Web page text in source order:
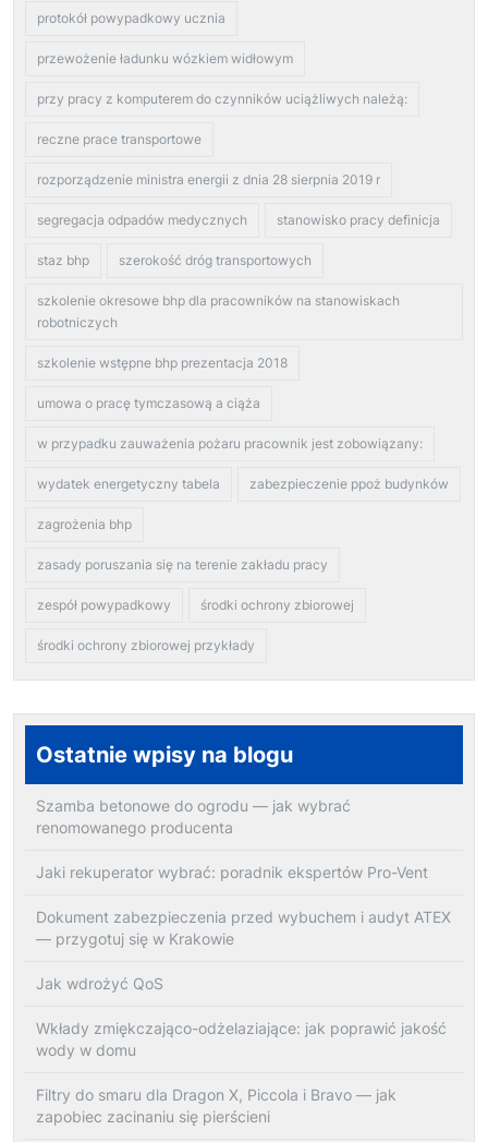
protokół powypadkowy ucznia
przewożenie ładunku wózkiem widłowym
przy pracy z komputerem do czynników uciążliwych należą:
reczne prace transportowe
rozporządzenie ministra energii z dnia 28 sierpnia 2019 r
segregacja odpadów medycznych stanowisko pracy definicja
staz bhp szerokość dróg transportowych
szkolenie okresowe bhp dla pracowników na stanowiskach
robotniczych
szkolenie wstępne bhp prezentacja 2018
umowa o pracę tymczasową a ciąża
w przypadku zauważenia pożaru pracownik jest zobowiązany:
wydatek energetyczny tabela zabezpieczenie ppoż budynków
zagrożenia bhp
zasady poruszania się na terenie zakładu pracy
zespół powypadkowy środki ochrony zbiorowej
środki ochrony zbiorowej przykłady
Ostatnie wpisy na blogu
Szamba betonowe do ogrodu — jak wybrać
renomowanego producenta
Jaki rekuperator wybrać: poradnik ekspertów Pro-Vent
Dokument zabezpieczenia przed wybuchem i audyt ATEX
— przygotuj się w Krakowie
Jak wdrożyć QoS
Wkłady zmiękczająco-odżelaziające: jak poprawić jakość
wody w domu
Filtry do smaru dla Dragon X, Piccola i Bravo — jak
zapobiec zacinaniu się pierścieni